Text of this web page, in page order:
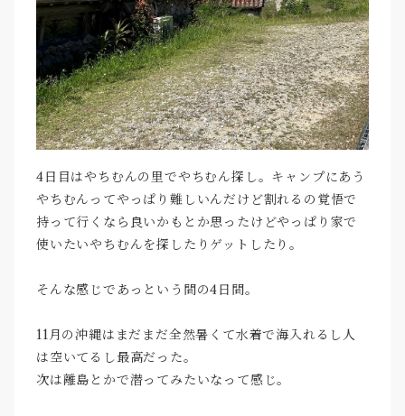
4日目はやちむんの里でやちむん探し。キャンプにあう
やちむんってやっぱり難しいんだけど割れるの覚悟で
持って行くなら良いかもとか思ったけどやっぱり家で
使いたいやちむんを探したりゲットしたり。
そんな感じであっという間の4日間。
11月の沖縄はまだまだ全然暑くて水着で海入れるし人
は空いてるし最高だった。
次は離島とかで潜ってみたいなって感じ。